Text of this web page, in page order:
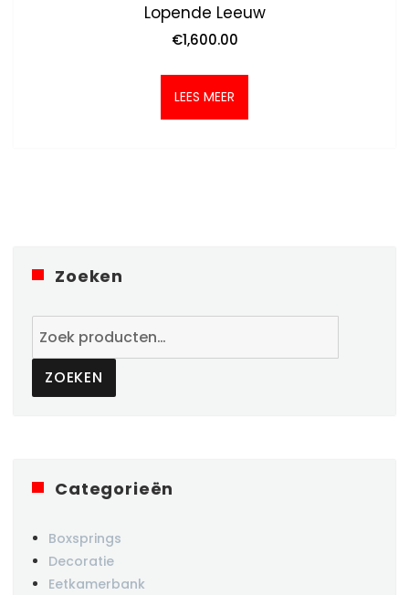
Lopende Leeuw
€1,600.00
LEES MEER
Zoeken
naar:
ZOEKEN
Categorieën
Boxsprings
Decoratie
Eetkamerbank